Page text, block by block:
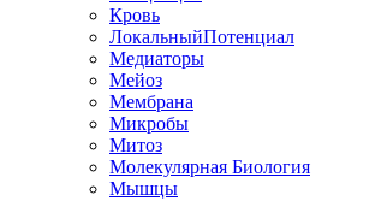
Кровь
ЛокальныйПотенциал
Медиаторы
Мейоз
Мембрана
Микробы
Митоз
Молекулярная Биология
Мышцы